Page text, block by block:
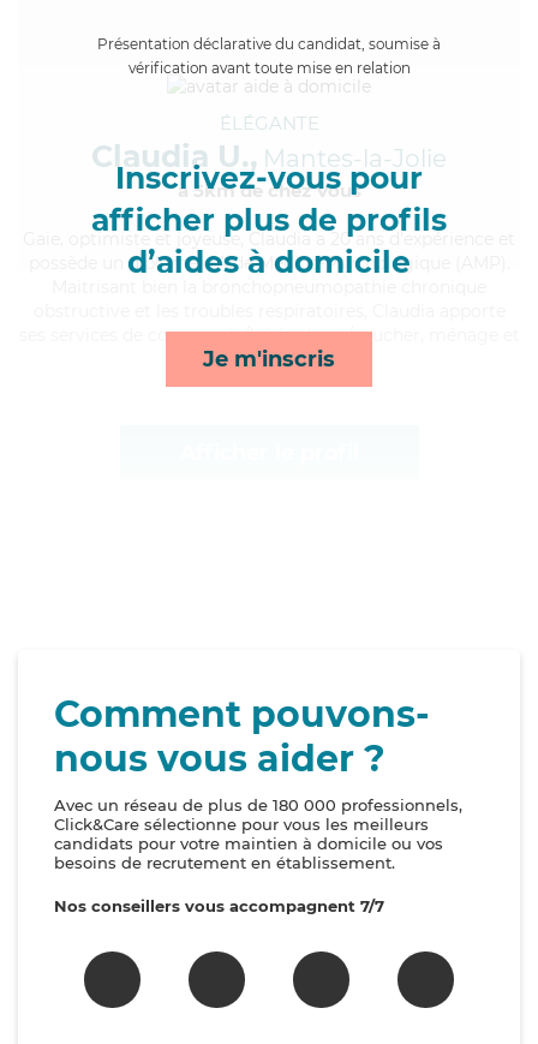
Présentation déclarative du candidat, soumise à
vérification avant toute mise en relation
Inscrivez-vous pour
afficher plus de profils
d’aides à domicile
Je m'inscris
ÉLÉGANTE
Claudia U., Mantes-la-Jolie
à 5km de chez Vous
, optimiste et joyeuse, Claudia a 20 ans d'expérience et
possède un diplôme d'Aide Médico-Psychologique (AMP).
ses services de compagnie/loisirs, lever/coucher, ménage et
toilette/habillage*
Comment pouvons-
nous vous aider ?
Avec un réseau de plus de 180 000 professionnels,
Click&Care sélectionne pour vous les meilleurs
candidats pour votre maintien à domicile ou vos
besoins de recrutement en établissement.
Nos conseillers vous accompagnent 7/7